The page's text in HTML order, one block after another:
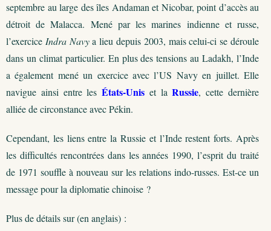
septembre au large des îles Andaman et Nicobar, point d’accès au
détroit de Malacca. Mené par les marines indienne et russe,
l’exercice Indra Navya lieu depuis 2003, mais celui-ci se déroule
dans un climat particulier. En plus des tensions au Ladakh, l’Inde
a également mené un exercice avec l’US Navy en juillet. Elle
navigue ainsi entre lesÉtats-Unis et laRussie, cette dernière
alliée de circonstance avec Pékin.
Cependant, les liens entre la Russie et l’Inde restent forts. Après
les difficultés rencontrées dans les années 1990, l’esprit du traité
de 1971 souffle à nouveau sur les relations indo-russes. Est-ce un
message pour la diplomatie chinoise ?
Plus de détails sur (en anglais) :